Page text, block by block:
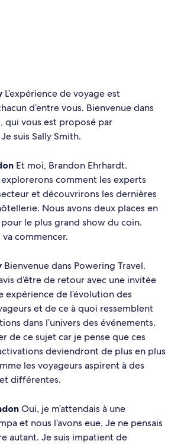
L’expérience de voyage est
d’entre vous. Bienvenue dans
qui vous est proposé par
suis Sally Smith.
Et moi, Brandon Ehrhardt.
explorerons comment les experts
et découvrirons les dernières
Nous avons deux places en
le plus grand show du coin.
commencer.
Bienvenue dans Powering Travel.
d’être de retour avec une invitée
expérience de l’évolution des
et de ce à quoi ressemblent
dans l’univers des événements.
de ce sujet car je pense que ces
deviendront de plus en plus
les voyageurs aspirent à des
différentes.
Oui, je m’attendais à une
et nous l’avons eue. Je ne pensais
autant. Je suis impatient de